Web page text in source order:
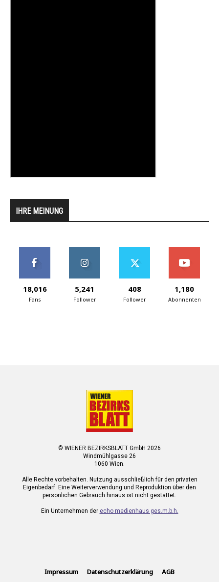
IHRE MEINUNG
18,016
Fans
5,241
Follower
408
Follower
1,180
Abonnenten
© WIENER BEZIRKSBLATT GmbH 2026
Windmühlgasse 26
1060 Wien.
Alle Rechte vorbehalten. Nutzung ausschließlich für den privaten
Eigenbedarf. Eine Weiterverwendung und Reproduktion über den
persönlichen Gebrauch hinaus ist nicht gestattet.
Ein Unternehmen der echo medienhaus ges.m.b.h.
Impressum Datenschutzerklärung AGB